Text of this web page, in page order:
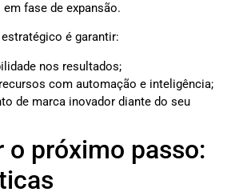
fase de expansão.
é garantir:
nos resultados;
com automação e inteligência;
de marca inovador diante do seu
o próximo passo: